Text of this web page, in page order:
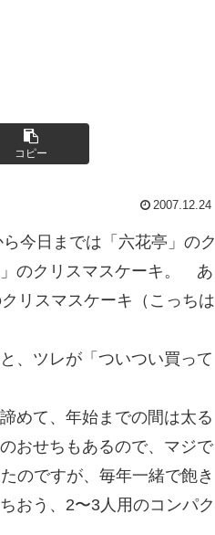
コピー
2007.12.24
今日までは「六花亭」のク
のクリスマスケーキ。 あ
リスマスケーキ（こっちは
、ツレが「ついつい買って
めて、年始までの間は太る
おせちもあるので、マジで
のですが、毎年一緒で飽き
おう、2〜3人用のコンパク